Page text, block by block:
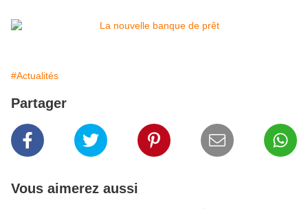
#Actualités
Partager
Vous aimerez aussi